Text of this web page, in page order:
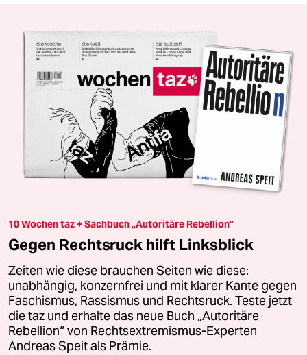
10 Wochen taz + Sachbuch „Autoritäre Rebellion“
Gegen Rechtsruck hilft Linksblick
Zeiten wie diese brauchen Seiten wie diese:
unabhängig, konzernfrei und mit klarer Kante gegen
Faschismus, Rassismus und Rechtsruck. Teste jetzt
die taz und erhalte das neue Buch „Autoritäre
Rebellion“ von Rechtsextremismus-Experten
Andreas Speit als Prämie.